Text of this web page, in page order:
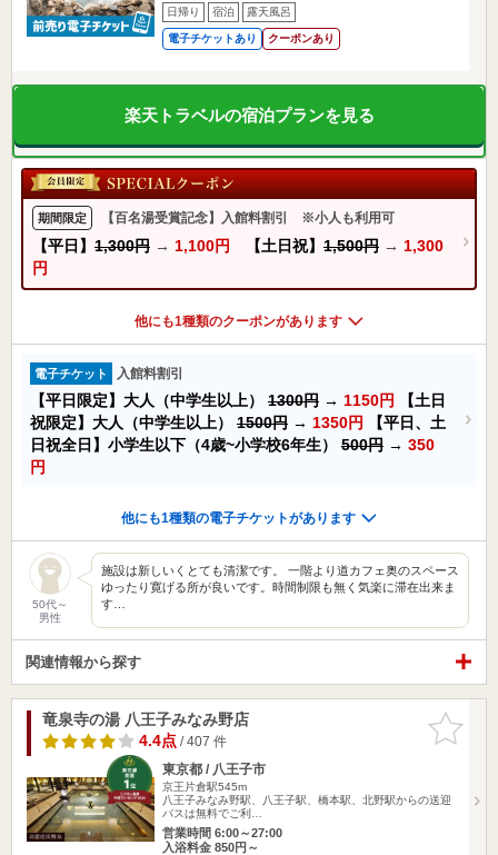
日帰り 宿泊 露天風呂
電子チケットあり クーポンあり
楽天トラベルの宿泊プランを見る
期間限定 【百名湯受賞記念】入館料割引 ※小人も利用可
【平日】 1,300円 → 1,100円 【土日祝】 1,500円 → 1,300
円
他にも1種類のクーポンがあります
電子チケット 入館料割引
【平日限定】大人（中学生以上） 1300円 → 1150円
【土日
祝限定】大人（中学生以上） 1500円 → 1350円
【平日、土
日祝全日】小学生以下（4歳~小学校6年生） 500円 → 350
円
他にも1種類の電子チケットがあります
50代～
男性
施設は新しいくとても清潔です。 一階より道カフェ奥のスペース
ゆったり寛げる所が良いです。時間制限も無く気楽に滞在出来ま
す…
関連情報から探す
お気に入
りに追加
竜泉寺の湯 八王子みなみ野店
4.4点/ 407 件
東京都 / 八王子市
京王片倉駅545m
八王子みなみ野駅、八王子駅、橋本駅、北野駅からの送迎
バスは無料でご利…
営業時間 6:00～27:00
入浴料金 850円～